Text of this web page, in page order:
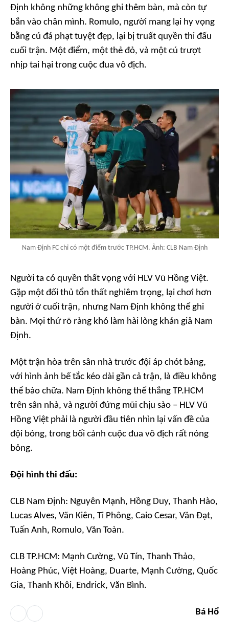
Định không những không ghi thêm bàn, mà còn tự
bắn vào chân mình. Romulo, người mang lại hy vọng
bằng cú đá phạt tuyệt đẹp, lại bị truất quyền thi đấu
cuối trận. Một điểm, một thẻ đỏ, và một cú trượt
nhịp tai hại trong cuộc đua vô địch.
Nam Định FC chỉ có một điểm trước TP.HCM. Ảnh: CLB Nam Định
Người ta có quyền thất vọng với HLV Vũ Hồng Việt.
Gặp một đối thủ tổn thất nghiêm trọng, lại chơi hơn
người ở cuối trận, nhưng Nam Định không thể ghi
bàn. Mọi thứ rõ ràng khó làm hài lòng khán giả Nam
Định.
Một trận hòa trên sân nhà trước đội áp chót bảng,
với hình ảnh bế tắc kéo dài gần cả trận, là điều không
thể bào chữa. Nam Định không thể thắng TP.HCM
trên sân nhà, và người đứng mũi chịu sào – HLV Vũ
Hồng Việt phải là người đầu tiên nhìn lại vấn đề của
đội bóng, trong bối cảnh cuộc đua vô địch rất nóng
bỏng.
Đội hình thi đấu:
CLB Nam Định: Nguyên Mạnh, Hồng Duy, Thanh Hào,
Lucas Alves, Văn Kiên, Ti Phông, Caio Cesar, Văn Đạt,
Tuấn Anh, Romulo, Văn Toàn.
CLB TP.HCM: Mạnh Cường, Vũ Tín, Thanh Thảo,
Hoàng Phúc, Việt Hoàng, Duarte, Mạnh Cường, Quốc
Gia, Thanh Khôi, Endrick, Văn Bình.
Bá Hổ